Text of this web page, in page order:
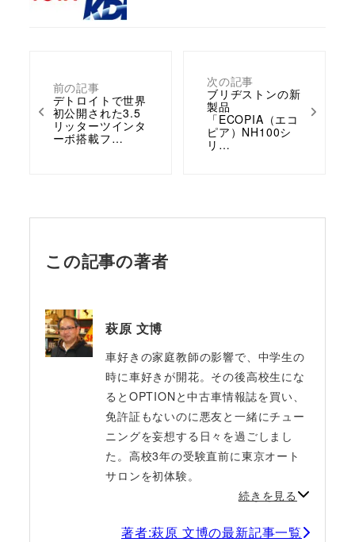
前の記事
デトロイトで世界
初公開された3.5
リッターツインタ
ーボ搭載フ…
次の記事
ブリヂストンの新
製品
「ECOPIA（エコ
ピア）NH100シ
リ…
この記事の著者
萩原 文博
車好きの家庭教師の影響で、中学生の
時に車好きが開花。その後高校生にな
るとOPTIONと中古車情報誌を買い、
免許証もないのに悪友と一緒にチュー
ニングを妄想する日々を過ごしまし
た。高校3年の受験直前に東京オート
サロンを初体験。
続きを見る
著者:萩原 文博の最新記事一覧